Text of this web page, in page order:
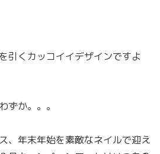
引くカッコイイデザインですよ
ずか。。。
、年末年始を素敵なネイルで迎え